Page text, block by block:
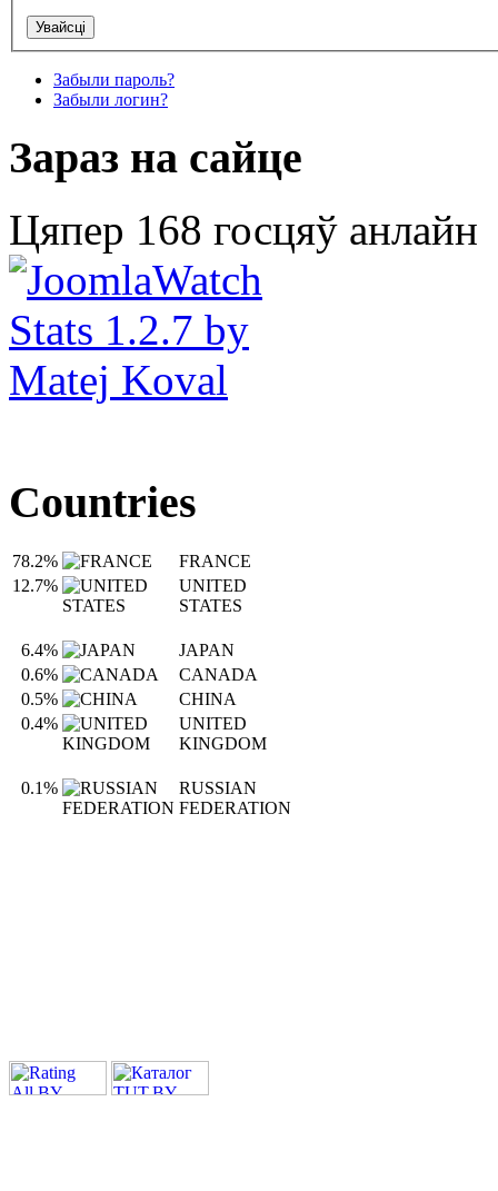
Забыли пароль?
Забыли логин?
Зараз на сайце
Цяпер 168 госцяў анлайн
Countries
78.2%
FRANCE
12.7%
UNITED
STATES
6.4%
JAPAN
0.6%
CANADA
0.5%
CHINA
0.4%
UNITED
KINGDOM
0.1%
RUSSIAN
FEDERATION